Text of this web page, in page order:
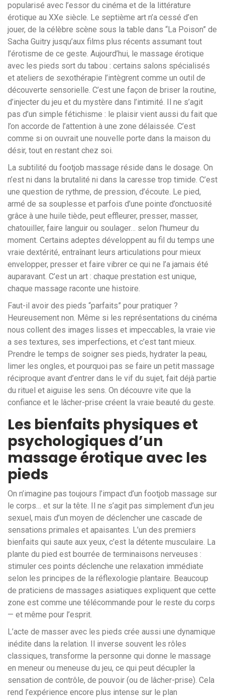
popularisé avec l’essor du cinéma et de la littérature
érotique au XXe siècle. Le septième art n’a cessé d’en
jouer, de la célèbre scène sous la table dans “La Poison” de
Sacha Guitry jusqu’aux films plus récents assumant tout
l’érotisme de ce geste. Aujourd’hui, le massage érotique
avec les pieds sort du tabou : certains salons spécialisés
et ateliers de sexothérapie l’intègrent comme un outil de
découverte sensorielle. C’est une façon de briser la routine,
d’injecter du jeu et du mystère dans l’intimité. Il ne s’agit
pas d’un simple fétichisme : le plaisir vient aussi du fait que
l’on accorde de l’attention à une zone délaissée. C’est
comme si on ouvrait une nouvelle porte dans la maison du
désir, tout en restant chez soi.
La subtilité du footjob massage réside dans le dosage. On
n’est ni dans la brutalité ni dans la caresse trop timide. C’est
une question de rythme, de pression, d’écoute. Le pied,
armé de sa souplesse et parfois d’une pointe d’onctuosité
grâce à une huile tiède, peut effleurer, presser, masser,
chatouiller, faire languir ou soulager… selon l’humeur du
moment. Certains adeptes développent au fil du temps une
vraie dextérité, entraînant leurs articulations pour mieux
envelopper, presser et faire vibrer ce qui ne l’a jamais été
auparavant. C’est un art : chaque prestation est unique,
chaque massage raconte une histoire.
Faut-il avoir des pieds “parfaits” pour pratiquer ?
Heureusement non. Même si les représentations du cinéma
nous collent des images lisses et impeccables, la vraie vie
a ses textures, ses imperfections, et c’est tant mieux.
Prendre le temps de soigner ses pieds, hydrater la peau,
limer les ongles, et pourquoi pas se faire un petit massage
réciproque avant d’entrer dans le vif du sujet, fait déjà partie
du rituel et aiguise les sens. On découvre vite que la
confiance et le lâcher-prise créent la vraie beauté du geste.
Les bienfaits physiques et
psychologiques d’un
massage érotique avec les
pieds
On n’imagine pas toujours l’impact d’un footjob massage sur
le corps… et sur la tête. Il ne s’agit pas simplement d’un jeu
sexuel, mais d’un moyen de déclencher une cascade de
sensations primales et apaisantes. L’un des premiers
bienfaits qui saute aux yeux, c’est la détente musculaire. La
plante du pied est bourrée de terminaisons nerveuses :
stimuler ces points déclenche une relaxation immédiate
selon les principes de la réflexologie plantaire. Beaucoup
de praticiens de massages asiatiques expliquent que cette
zone est comme une télécommande pour le reste du corps
— et même pour l’esprit.
L’acte de masser avec les pieds crée aussi une dynamique
inédite dans la relation. Il inverse souvent les rôles
classiques, transforme la personne qui donne le massage
en meneur ou meneuse du jeu, ce qui peut décupler la
sensation de contrôle, de pouvoir (ou de lâcher-prise). Cela
rend l’expérience encore plus intense sur le plan